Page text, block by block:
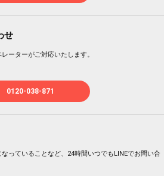
せ
ーターがご対応いたします。
0120-038-871
っていることなど、24時間いつでもLINEでお問い合